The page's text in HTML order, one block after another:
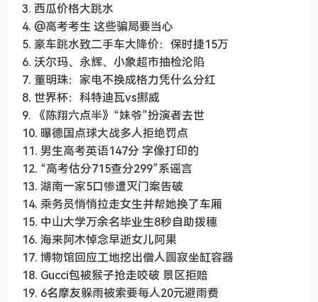
3. 西瓜价格大跳水
4. @高考考生 这些骗局要当心
5. 豪车跳水致二手车大降价：保时捷15万
6. 沃尔玛、永辉、小象超市抽检沦陷
7. 董明珠：家电不换成格力凭什么分红
8. 世界杯：科特迪瓦vs挪威
9. 《陈翔六点半》“妹爷”扮演者去世
10. 曝德国点球大战多人拒绝罚点
11. 男生高考英语147分 字像打印的
12. “高考估分715查分299”系谣言
13. 湖南一家5口惨遭灭门案告破
14. 乘务员悄悄拉走女生并帮她换了车厢
15. 中山大学万余名毕业生8秒自助拨穗
16. 海来阿木悼念早逝女儿阿果
17. 博物馆回应工地挖出僧人圆寂坐缸容器
18. Gucci包被猴子抢走咬破 景区拒赔
19. 6名摩友躲雨被索要每人20元避雨费